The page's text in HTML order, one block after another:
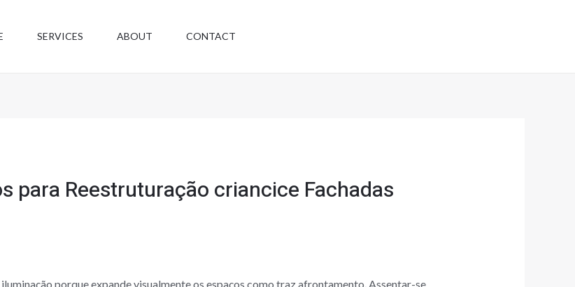
SERVICES ABOUT CONTACT
para Reestruturação criancice Fachadas
porque expande visualmente os espaços como traz afrontamento. Assentar-se